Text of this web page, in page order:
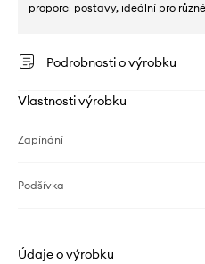
proporci postavy, ideální pro
Podrobnosti o výrobku
Vlastnosti výrobku
Zapínání
Podšívka
Údaje o výrobku